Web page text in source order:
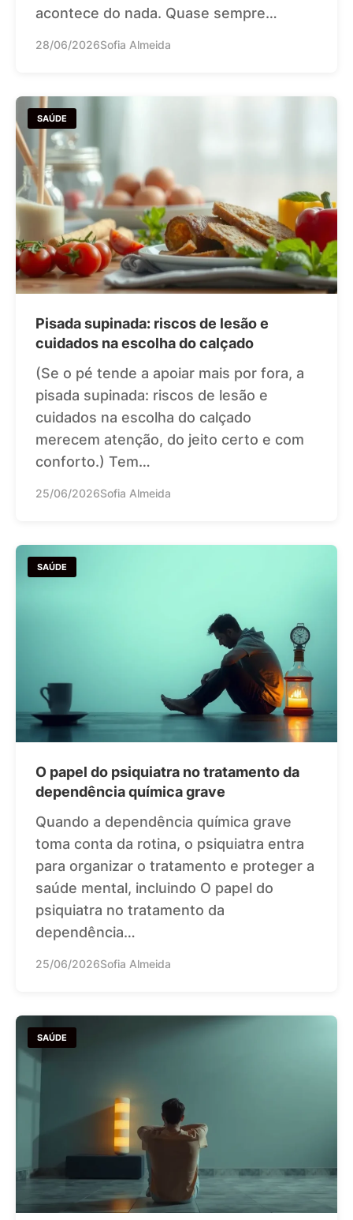
acontece do nada. Quase sempre…
28/06/2026Sofia Almeida
SAÚDE
Pisada supinada: riscos de lesão e
cuidados na escolha do calçado
(Se o pé tende a apoiar mais por fora, a
pisada supinada: riscos de lesão e
cuidados na escolha do calçado
merecem atenção, do jeito certo e com
conforto.) Tem…
25/06/2026Sofia Almeida
SAÚDE
O papel do psiquiatra no tratamento da
dependência química grave
Quando a dependência química grave
toma conta da rotina, o psiquiatra entra
para organizar o tratamento e proteger a
saúde mental, incluindo O papel do
psiquiatra no tratamento da
dependência…
25/06/2026Sofia Almeida
SAÚDE